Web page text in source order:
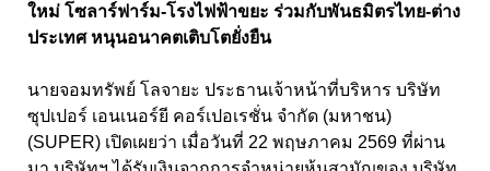
ใหม่ โซลาร์ฟาร์ม-โรงไฟฟ้าขยะ ร่วมกับพันธมิตรไทย-ต่าง
ประเทศ หนุนอนาคตเติบโตยั่งยืน
นายจอมทรัพย์ โลจายะ ประธานเจ้าหน้าที่บริหาร บริษัท
ซุปเปอร์ เอนเนอร์ยี คอร์เปอเรชั่น จำกัด (มหาชน)
(SUPER) เปิดเผยว่า เมื่อวันที่ 22 พฤษภาคม 2569 ที่ผ่าน